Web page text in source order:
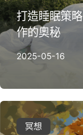
打造睡眠策
作的奧秘
2025-05-16
冥想